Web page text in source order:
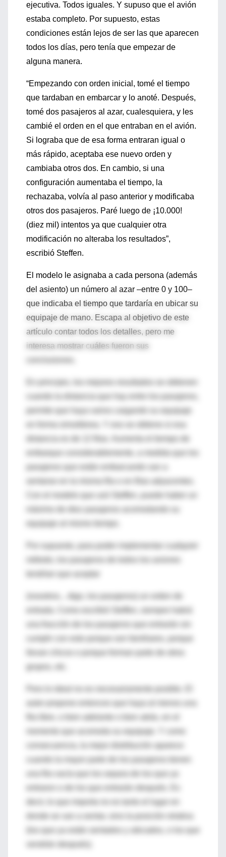
ejecutiva. Todos iguales. Y supuso que el avión
estaba completo. Por supuesto, estas
condiciones están lejos de ser las que aparecen
todos los días, pero tenía que empezar de
alguna manera.
“Empezando con orden inicial, tomé el tiempo
que tardaban en embarcar y lo anoté. Después,
tomé dos pasajeros al azar, cualesquiera, y les
cambié el orden en el que entraban en el avión.
Si lograba que de esa forma entraran igual o
más rápido, aceptaba ese nuevo orden y
cambiaba otros dos. En cambio, si una
configuración aumentaba el tiempo, la
rechazaba, volvía al paso anterior y modificaba
otros dos pasajeros. Paré luego de ¡10.000!
(diez mil) intentos ya que cualquier otra
modificación no alteraba los resultados”,
escribió Steffen.
El modelo le asignaba a cada persona (además
del asiento) un número al azar –entre 0 y 100–
que indicaba el tiempo que tardaría en ubicar su
equipaje de mano. Escapa al objetivo de este
artículo contar todos los detalles, pero me
interesa mostrar cuáles fueron sus
cuando la distancia que hay entre los pasajeros,
permite que haya varios cargando su equipaje
distancia es de 12 filas. Aumenta el tiempo de
embarque considerablemente, a medida que los
pasajeros que están embarcando van a
máximo de diez pasajeros acomodando su
equipaje al mismo tiempo.
Por supuesto, para poder implementar cualquier
método, los pasajeros de todos los aviones
(nosotros... digo, los pasajeros) un orden de
una fracción de los pasajeros que entrarán sin
cumplir con esto porque son familiares, porque
llevan chicos o porque forman parte de otros
grupos, etc.
autor propone entonces que haya al menos una
momento que acomoda su equipaje. Y como
consecuencia, la mejor distribución aparece
cuando la mayor parte de los pasajeros tienen
decir, lo que importa no es tanto el lugar en